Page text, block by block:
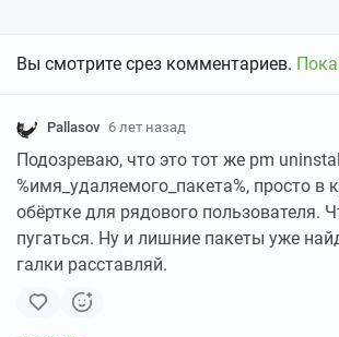
Вы смотрите срез комментариев.
Pallasov 6 лет назад
Подозреваю, что это тот же pm
%имя_удаляемого_пакета%, просто в
обёртке для рядового пользователя.
пугаться. Ну и лишние пакеты уже
галки расставляй.